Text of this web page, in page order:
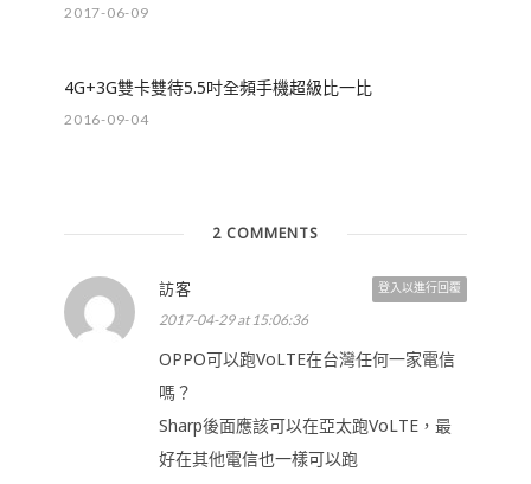
2017-06-09
4G+3G雙卡雙待5.5吋全頻手機超級比一比
2016-09-04
2 COMMENTS
登入以進行回覆
訪客
2017-04-29 at 15:06:36
OPPO可以跑VoLTE在台灣任何一家電信
嗎？
Sharp後面應該可以在亞太跑VoLTE，最
好在其他電信也一樣可以跑